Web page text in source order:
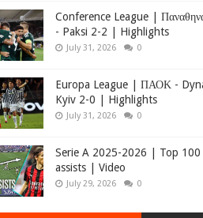
Conference League |
- Paksi 2-2 | Highlights
July 31, 2026 0
Europa League | ΠΑΟΚ -
Kyiv 2-0 | Highlights
July 31, 2026 0
Serie A 2025-2026 | Top 100
assists | Video
July 29, 2026 0